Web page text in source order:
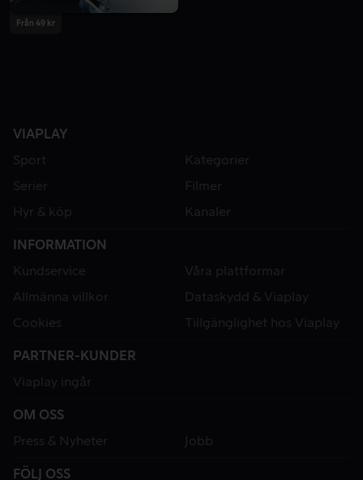
Från 49 kr
VIAPLAY
Sport
Kategorier
Serier
Filmer
Hyr & köp
Kanaler
INFORMATION
Kundservice
Våra plattformar
Allmänna villkor
Dataskydd & Viaplay
Cookies
Tillgänglighet hos Viaplay
PARTNER-KUNDER
Viaplay ingår
OM OSS
Press & Nyheter
Jobb
FÖLJ OSS